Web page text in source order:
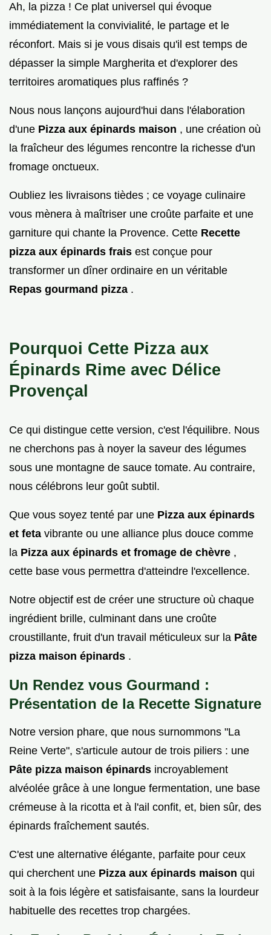
Ah, la pizza ! Ce plat universel qui évoque
immédiatement la convivialité, le partage et le
réconfort. Mais si je vous disais qu'il est temps de
dépasser la simple Margherita et d'explorer des
territoires aromatiques plus raffinés ?
Nous nous lançons aujourd'hui dans l'élaboration
d'une Pizza aux épinards maison , une création où
la fraîcheur des légumes rencontre la richesse d'un
fromage onctueux.
Oubliez les livraisons tièdes ; ce voyage culinaire
vous mènera à maîtriser une croûte parfaite et une
garniture qui chante la Provence. Cette Recette
pizza aux épinards frais est conçue pour
transformer un dîner ordinaire en un véritable
Repas gourmand pizza .
Pourquoi Cette Pizza aux
Épinards Rime avec Délice
Provençal
Ce qui distingue cette version, c'est l'équilibre. Nous
ne cherchons pas à noyer la saveur des légumes
sous une montagne de sauce tomate. Au contraire,
nous célébrons leur goût subtil.
Que vous soyez tenté par une Pizza aux épinards
et feta vibrante ou une alliance plus douce comme
la Pizza aux épinards et fromage de chèvre ,
cette base vous permettra d'atteindre l'excellence.
Notre objectif est de créer une structure où chaque
ingrédient brille, culminant dans une croûte
croustillante, fruit d'un travail méticuleux sur la Pâte
pizza maison épinards .
Un Rendez vous Gourmand :
Présentation de la Recette Signature
Notre version phare, que nous surnommons "La
Reine Verte", s'articule autour de trois piliers : une
Pâte pizza maison épinards incroyablement
alvéolée grâce à une longue fermentation, une base
crémeuse à la ricotta et à l'ail confit, et, bien sûr, des
épinards fraîchement sautés.
C'est une alternative élégante, parfaite pour ceux
qui cherchent une Pizza aux épinards maison qui
soit à la fois légère et satisfaisante, sans la lourdeur
habituelle des recettes trop chargées.